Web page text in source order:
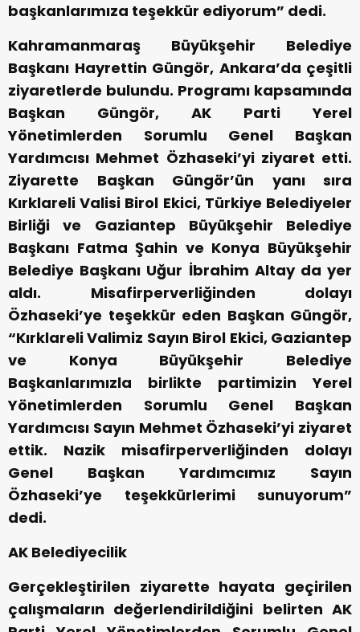
başkanlarımıza teşekkür ediyorum” dedi.
Kahramanmaraş Büyükşehir Belediye
Başkanı Hayrettin Güngör, Ankara’da çeşitli
ziyaretlerde bulundu. Programı kapsamında
Başkan Güngör, AK Parti Yerel
Yönetimlerden Sorumlu Genel Başkan
Yardımcısı Mehmet Özhaseki’yi ziyaret etti.
Ziyarette Başkan Güngör’ün yanı sıra
Kırklareli Valisi Birol Ekici, Türkiye Belediyeler
Birliği ve Gaziantep Büyükşehir Belediye
Başkanı Fatma Şahin ve Konya Büyükşehir
Belediye Başkanı Uğur İbrahim Altay da yer
aldı. Misafirperverliğinden dolayı
Özhaseki’ye teşekkür eden Başkan Güngör,
“Kırklareli Valimiz Sayın Birol Ekici, Gaziantep
ve Konya Büyükşehir Belediye
Başkanlarımızla birlikte partimizin Yerel
Yönetimlerden Sorumlu Genel Başkan
Yardımcısı Sayın Mehmet Özhaseki’yi ziyaret
ettik. Nazik misafirperverliğinden dolayı
Genel Başkan Yardımcımız Sayın
Özhaseki’ye teşekkürlerimi sunuyorum”
dedi.
AK Belediyecilik
Gerçekleştirilen ziyarette hayata geçirilen
çalışmaların değerlendirildiğini belirten AK